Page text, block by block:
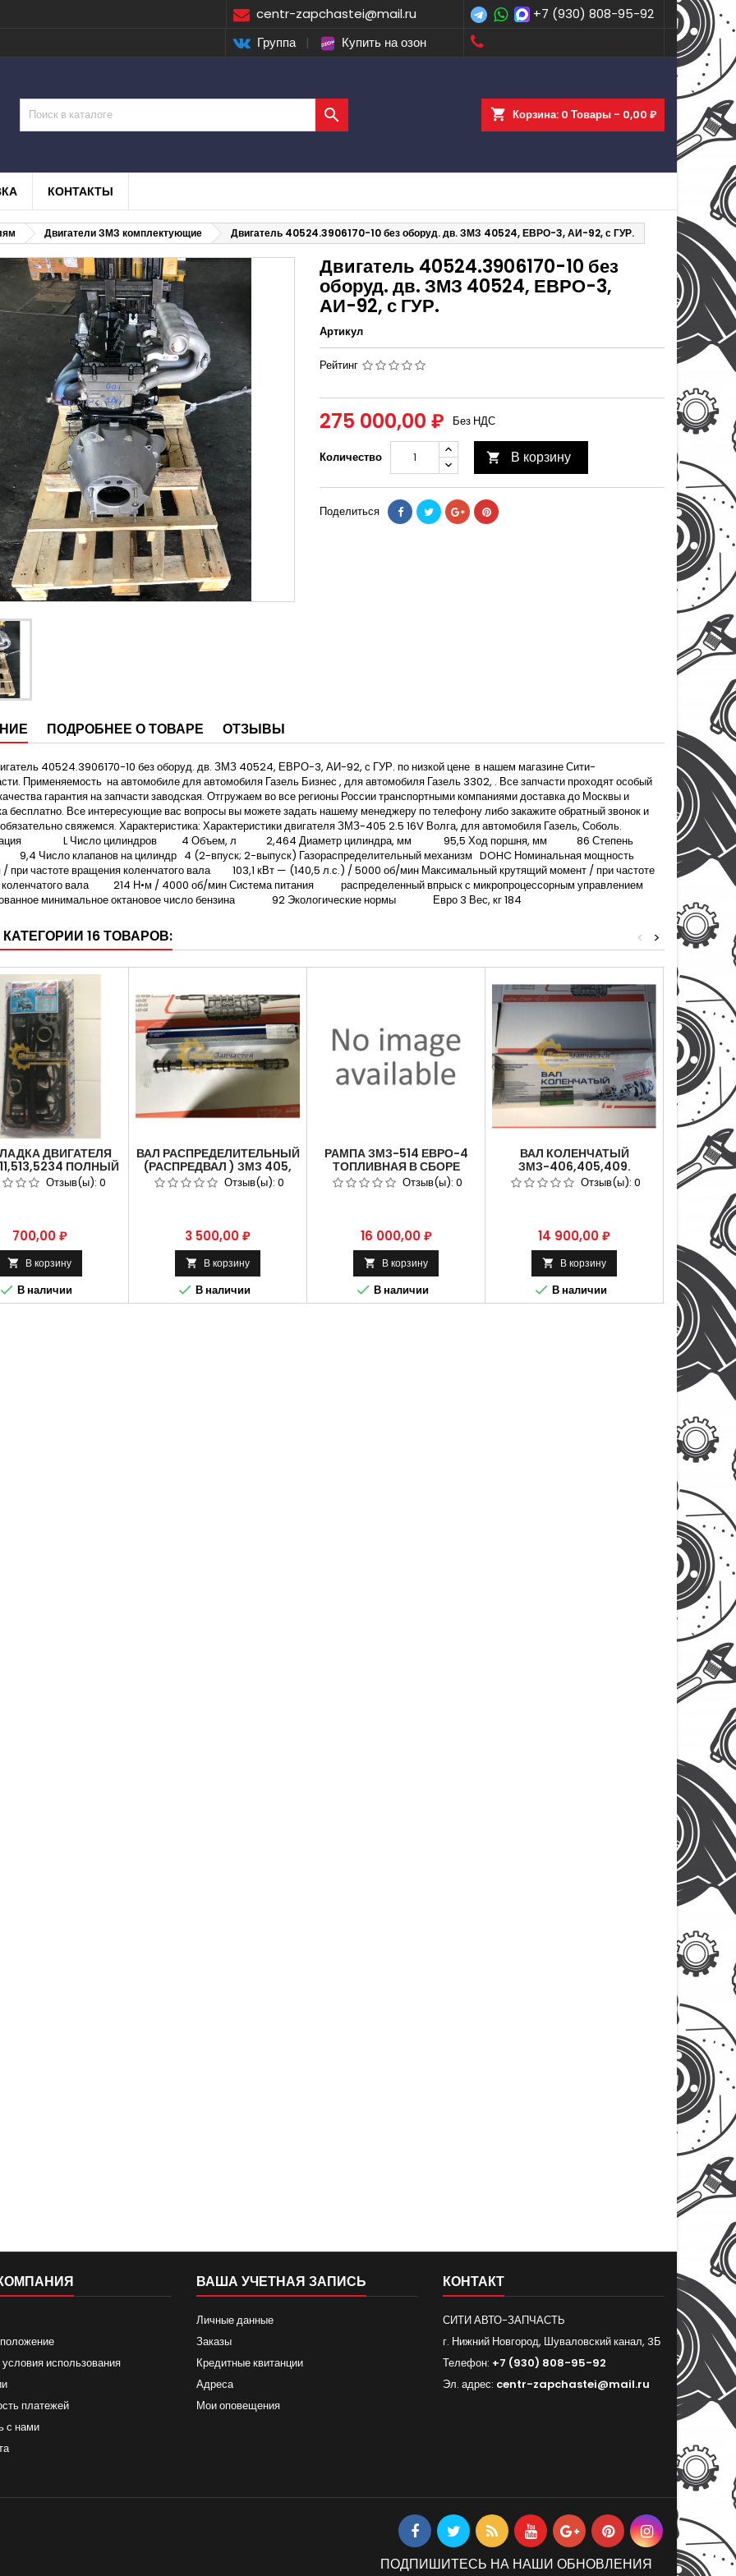
centr-zapchastei@mail.ru +7 (930) 808-95-92
Группа | Купить на озон
shopping_cart Корзина: 0 Товары - 0,00 ₽

КОНТАКТЫ
Двигатели ЗМЗ комплектующие Двигатель 40524.3906170-10 без оборуд. дв. ЗМЗ 40524, ЕВРО-3, АИ-92, с ГУР.
Двигатель 40524.3906170-10 без
оборуд. дв. ЗМЗ 40524, ЕВРО-3,
АИ-92, с ГУР.
Артикул
Рейтинг
275 000,00 ₽ Без НДС
Количество  В корзину
Поделиться
ПОДРОБНЕЕ О ТОВАРЕ ОТЗЫВЫ
40524.3906170-10 без оборуд. дв. ЗМЗ 40524, ЕВРО-3, АИ-92, с ГУР. по низкой цене в нашем магазине Сити-
Применяемость на автомобиле для автомобиля Газель Бизнес , для автомобиля Газель 3302, . Все запчасти проходят особый
гарантия на запчасти заводская. Отгружаем во все регионы России транспортными компаниями доставка до Москвы и
бесплатно. Все интересующие вас вопросы вы можете задать нашему менеджеру по телефону либо закажите обратный звонок и
свяжемся. Характеристика: Характеристики двигателя ЗМЗ-405 2.5 16V Волга, для автомобиля Газель, Соболь.
L Число цилиндров 4 Объем, л 2,464 Диаметр цилиндра, мм 95,5 Ход поршня, мм 86 Степень
Число клапанов на цилиндр 4 (2-впуск; 2-выпуск) Газораспределительный механизм DOHC Номинальная мощность
/ при частоте вращения коленчатого вала 103,1 кВт — (140,5 л.с.) / 5000 об/мин Максимальный крутящий момент / при частоте
коленчатого вала 214 Н•м / 4000 об/мин Система питания распределенный впрыск с микропроцессорным управлением
минимальное октановое число бензина 92 Экологические нормы Евро 3 Вес, кг 184
16 ТОВАРОВ: >
<
ДВИГАТЕЛЯ
ПОЛНЫЙ
ЗОЛОТАЯ
511-3906022-100.
Отзыв(ы): 0
Цена
700,00 ₽
 В корзину
 В наличии
ВАЛ РАСПРЕДЕЛИТЕЛЬНЫЙ
(РАСПРЕДВАЛ ) ЗМЗ 405,
406, 409 ДВИГАТЕЛЬ ДЛЯ
АВТОМОБИЛЯ ГАЗЕЛЬ
Отзыв(ы): 0
Цена
3 500,00 ₽
 В корзину
 В наличии
РАМПА ЗМЗ-514 ЕВРО-4
ТОПЛИВНАЯ В СБОРЕ
BOSCH 51432.1112150
Отзыв(ы): 0
Цена
16 000,00 ₽
 В корзину
 В наличии
ВАЛ КОЛЕНЧАТЫЙ
ЗМЗ-406,405,409.
АРТИКУЛ 406.1005010.
Отзыв(ы): 0
Цена
14 900,00 ₽
 В корзину
 В наличии
КОЛЬЦА
ЗМЗ-
1

использования
платежей
с нами
ВАША УЧЕТНАЯ ЗАПИСЬ
Личные данные
Заказы
Кредитные квитанции
Адреса
Мои оповещения
КОНТАКТ
СИТИ АВТО-ЗАПЧАСТЬ
г. Нижний Новгород, Шуваловский канал, 3Б
Телефон: +7 (930) 808-95-92
Эл. адрес: centr-zapchastei@mail.ru
ПОДПИШИТЕСЬ НА НАШИ ОБНОВЛЕНИЯ